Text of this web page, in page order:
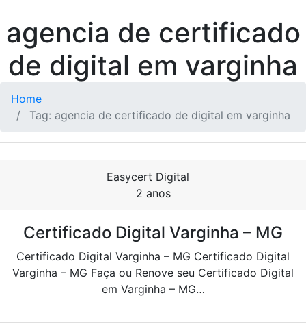
agencia de certificado
de digital em varginha
Home
Tag: agencia de certificado de digital em varginha
Easycert Digital
2 anos
Certificado Digital Varginha – MG
Certificado Digital Varginha – MG Certificado Digital
Varginha – MG Faça ou Renove seu Certificado Digital
em Varginha – MG…